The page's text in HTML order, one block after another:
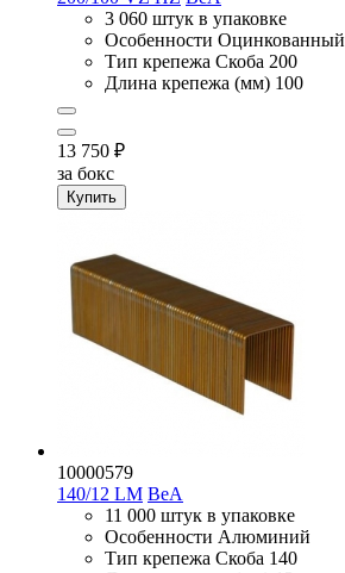
3 060 штук в упаковке
Особенности Оцинкованный
Тип крепежа Скоба 200
Длина крепежа (мм) 100
13 750 ₽
за бокс
Купить
10000579
140/12 LM BeA
11 000 штук в упаковке
Особенности Алюминий
Тип крепежа Скоба 140